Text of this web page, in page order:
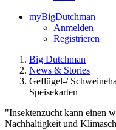
myBigDutchman
Anmelden
Registrieren
Big Dutchman
News & Stories
Geflügel-/
Speisekarten
"Insektenzucht kann einen
Nachhaltigkeit und